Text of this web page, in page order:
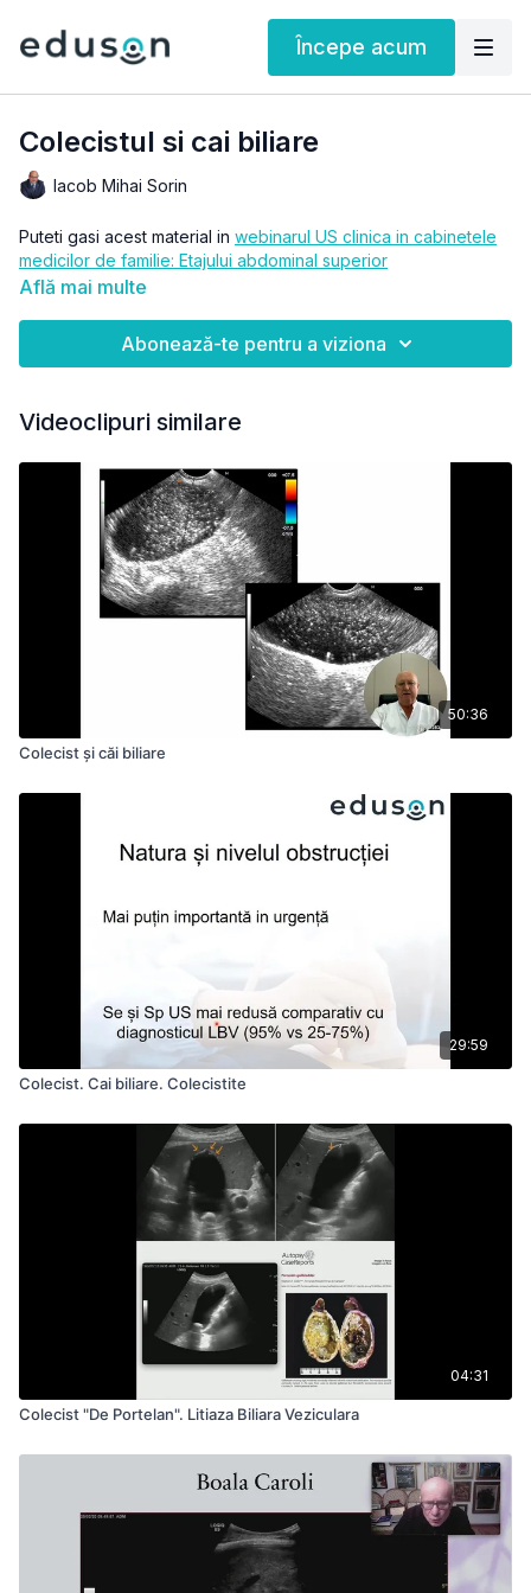
Începe acum
Colecistul si cai biliare
Iacob Mihai Sorin
Puteti gasi acest material in webinarul US clinica in cabinetele
medicilor de familie: Etajului abdominal superior
Află mai multe
Abonează-te pentru a viziona
Videoclipuri similare
50:36
Colecist și căi biliare
29:59
Colecist. Cai biliare. Colecistite
04:31
Colecist "De Portelan". Litiaza Biliara Veziculara